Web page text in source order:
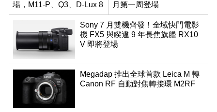
場，M11-P、Q3、D-Lux 8
領銜換裝
月第一周登場
Sony 7 月雙機齊發！全域快門電影
機 FX5 與睽違 9 年長焦旗艦 RX10
V 即將登場
Megadap 推出全球首款 Leica M 轉
Canon RF 自動對焦轉接環 M2RF